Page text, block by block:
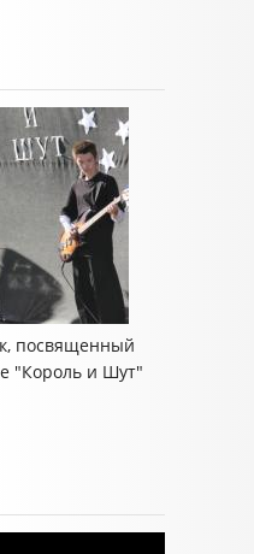
посвященный
"Король и Шут"